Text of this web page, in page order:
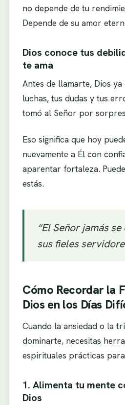
no depende de tu
Depende de su amor
Dios conoce tus
te ama
Antes de llamarte, Dios ya
luchas, tus dudas y tus
tomó al Señor por
Eso significa que hoy
nuevamente a Él con
aparentar fortaleza.
estás.
“El Señor jamás
sus fieles
Cómo Recordar la
Dios en los Días
Cuando la ansiedad o la
dominarte, necesitas
espirituales prácticas
1. Alimenta tu mente
Dios